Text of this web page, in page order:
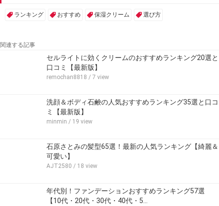
ランキング おすすめ 保湿クリーム 選び方
関連する記事
セルライトに効くクリームのおすすめランキング20選と
口コミ【最新版】
remochan8818 / 7 view
洗顔＆ボディ石鹸の人気おすすめランキング35選と口コ
ミ【最新版】
minmin / 19 view
石原さとみの髪型65選！最新の人気ランキング【綺麗＆
可愛い】
AJT2580 / 18 view
年代別！ファンデーションおすすめランキング57選
【10代・20代・30代・40代・5…